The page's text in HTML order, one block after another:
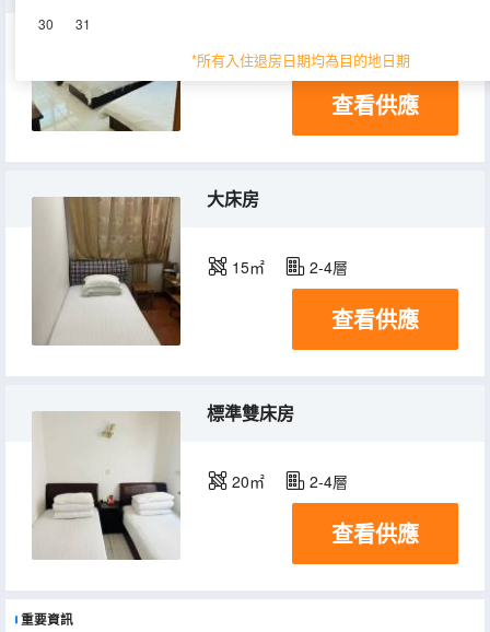
30 31
*所有入住退房日期均為目的地日期
30㎡ 2層
查看供應
大床房
15㎡ 2-4層
查看供應
標準雙床房
20㎡ 2-4層
查看供應
重要資訊